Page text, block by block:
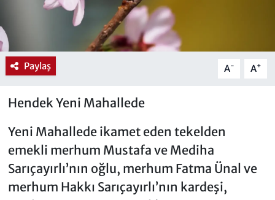
Paylaş A- A+
Hendek Yeni Mahallede
Yeni Mahallede ikamet eden tekelden
emekli merhum Mustafa ve Mediha
Sarıçayırlı’nın oğlu, merhum Fatma Ünal ve
merhum Hakkı Sarıçayırlı’nın kardeşi,